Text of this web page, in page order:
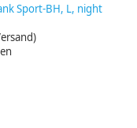
Sport-BH, L, night